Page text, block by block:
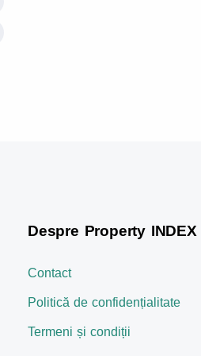
Despre Property INDEX
Contact
Politică de confidențialitate
Termeni și condiții